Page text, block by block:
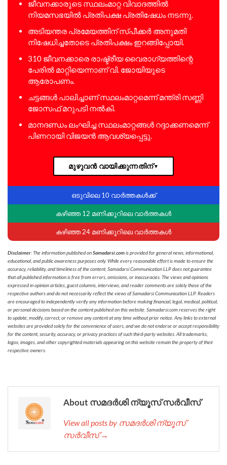
ജീവനക്കാരുടെ സ്ഥലംമാറ്റ വിവാദത്തിൽ
നിയമസഭയിൽ പ്രതിപക്ഷ പ്രതിഷേധം നടന്നു.
അടിയന്തര പ്രമേയത്തിന് സ്പീക്കർ അനുമതി
നിഷേധിച്ചതോടെ പ്രതിപക്ഷം ഇറങ്ങിപ്പോയി.
310 ജീവനക്കാരെ രാഷ്ട്രീയ വൈരാഗ്യത്തിന്റെ
പേരിൽ മാറ്റിയെന്നാണ് വി. ജോയിയുടെ
ആരോപണം.
ചട്ടങ്ങൾ പാലിച്ചാണ് സ്ഥലംമാറ്റമെന്ന് മന്ത്രി സണ്ണി
ജോസഫ് മറുപടി നൽകി.
മാനദണ്ഡം ലംഘിച്ച സ്ഥലംമാറ്റങ്ങൾ റദ്ദാക്കണമെന്ന്
പിണറായി വിജയൻ ആവശ്യപ്പെട്ടു.
മുഴുവൻ വായിക്കുന്നതിന്▼
ഒടുവിലെ 10 വാർത്തകൾക്ക്
കഴിഞ്ഞ 12 മണിക്കൂറിലെ വാർത്തകൾ
കഴിഞ്ഞ 24 മണിക്കൂറിലെ വാർത്തകൾ
Disclaimer: The information published onSamadarsi.comis provided for general news, informational,
educational, and public awareness purposes only. While every reasonable effort is made to ensure the
accuracy, reliability, and timeliness of the content, Samadarsi Communication LLP does not guarantee
that all published information is free from errors, omissions, or inaccuracies. The views and opinions
expressed in opinion articles, guest columns, interviews, and reader comments are solely those of the
respective authors and do not necessarily reflect the views of Samadarsi Communication LLP. Readers
are encouraged to independently verify any information before making financial, legal, medical, political,
or personal decisions based on the content published on this website. Samadarsi.com reserves the right
to update, modify, correct, or remove any content at any time without prior notice. Any links to external
websites are provided solely for the convenience of users, and we do not endorse or accept responsibility
for the content, security, accuracy, or privacy practices of such third-party websites. All trademarks,
logos, images, and other copyrighted materials appearing on this website remain the property of their
respective owners.
About സമദർശി ന്യൂസ് സർവീസ്
View all posts by സമദർശി ന്യൂസ്
സർവീസ് →